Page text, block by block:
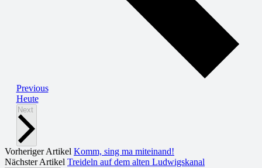
PreviousVeranstaltungen
Heute
Next
Vorheriger Artikel Komm, sing ma miteinand!
Nächster Artikel Treideln auf dem alten Ludwigskanal